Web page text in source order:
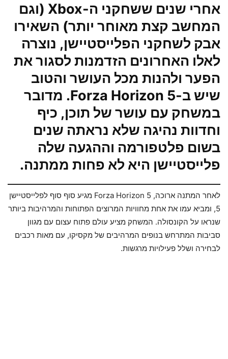
אחרי שנים ששחקני ה-Xbox (וגם
המחשב קצת מאוחר יותר) השאירו
אבק לשחקני הפלייסטיישן, נוצרה
לאלו האחרונים הזדמנות לסגור את
הפער ולהנות מכל העושר והטוב
שיש ב-5 Forza Horizon. מדובר
במשחק עם עושר של תוכן, כיף
וחדוות נהיגה שלא נראתה שנים
בשום פלטפורמה וההגעה שלה
פלייסטיישן היא לא פחות ממתנה.
לאחר המתנה ארוכה, Forza Horizon 5 מגיע סוף סוף לפלייסטיישן
5, ומביא עמו את אחת מחוויות המרוצים הפתוחות והמרהיבות ביותר
שנראו על הקונסולה. המשחק מציע עולם פתוח עצום עם מגוון
סביבות המתרחש בנופים המרהיבים של מקסיקו, עם מאות רכבים
לבחירה ושלל פעילויות מרגשות.​